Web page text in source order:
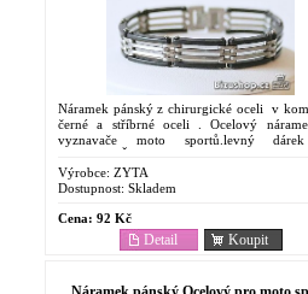
Náramek pánský z chirurgické oceli v
černé a stříbrné oceli . Ocelový
vyznavače moto sportů.levný
dostupný. Oblíbený...
Výrobce: ZYTA
Dostupnost: Skladem
Cena: 92 Kč
Koupit
Detail